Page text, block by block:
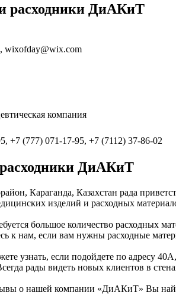
расходники ДиАКиТ
wixofday@wix.com
компания
+7 (777) 071-17-95, +7 (7112) 37-86-02
ДиАКиТ
Караганда, Казахстан рада
изделий и расходных
большое количество расходных
нам, если вам нужны расходные
узнать, если подойдете по адресу
рады видеть новых клиентов в
о нашей компании «ДиАКиТ» Вы